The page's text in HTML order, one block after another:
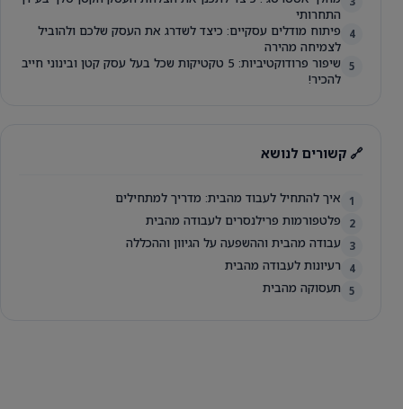
התחרותי
4
פיתוח מודלים עסקיים: כיצד לשדרג את העסק שלכם ולהוביל
לצמיחה מהירה
5
שיפור פרודוקטיביות: 5 טקטיקות שכל בעל עסק קטן ובינוני חייב
להכיר!
🔗 קשורים לנושא
1 איך להתחיל לעבוד מהבית: מדריך למתחילים
2 פלטפורמות פרילנסרים לעבודה מהבית
3 עבודה מהבית וההשפעה על הגיוון וההכללה
4 רעיונות לעבודה מהבית
5 תעסוקה מהבית